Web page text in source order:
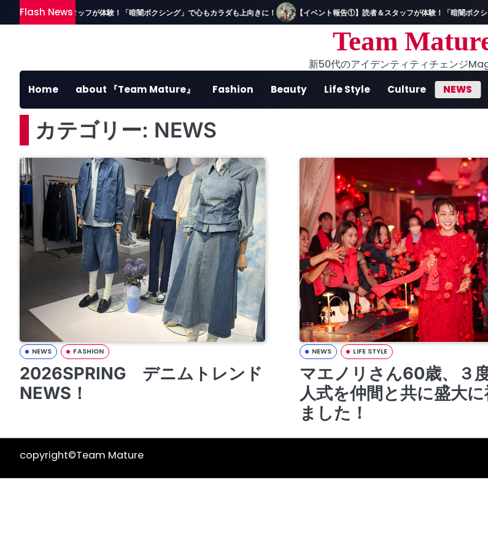
to
Flash News
報告②】読者＆スタッフが体験！「暗闇ボクシング」で心もカラダも上向きに！ 【イベント報告①】読者＆スタッフが体験！「暗闇ボクシ
Team
新50代のアイデンティティチェンジ
Home about 『Team Mature』 Fashion Beauty Life Style Culture NEWS
カテゴリー: NEWS
NEWS FASHION
2026SPRING デニムトレンド
NEWS！
NEWS LIFE STYLE
マエノリさん60歳、３
人式を仲間と共に盛大に
ました！
copyright©Team Mature